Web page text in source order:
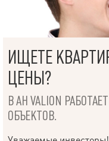
ИЩЕТЕ
ЦЕНЫ?
В АН VALION
ОБЪЕКТОВ.